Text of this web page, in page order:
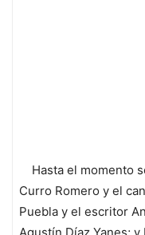
Hasta el momento
Curro Romero y el
Puebla y el escritor